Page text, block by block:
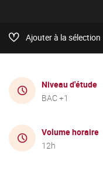
Ajouter à la sélection
Niveau d'étude
BAC +1
Volume horaire
12h